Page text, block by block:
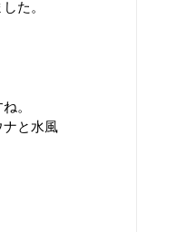
た。
。
ナと水風